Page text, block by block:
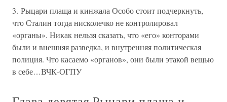
3. Рыцари плаща и кинжала Особо стоит подчеркнуть,
что Сталин тогда нисколечко не контролировал
«органы». Никак нельзя сказать, что «его» конторами
были и внешняя разведка, и внутренняя политическая
полиция. Что касаемо «органов», они были этакой вещью
в себе…ВЧК-ОГПУ